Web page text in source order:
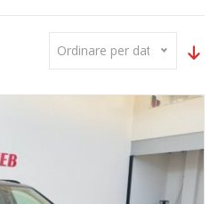
Ordinare per data